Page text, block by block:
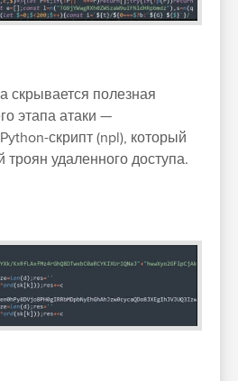
скрывается полезная
этапа атаки —
скрипт (npl), который
троян удаленного доступа.